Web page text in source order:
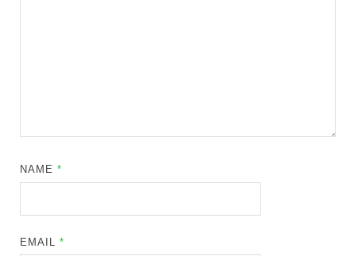
NAME*
EMAIL*